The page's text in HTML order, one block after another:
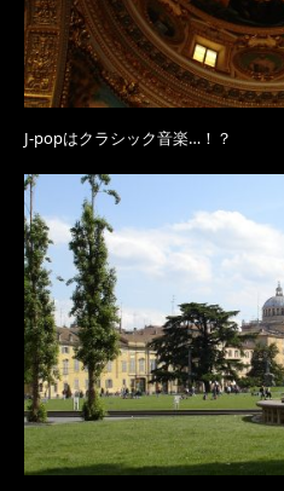
J-popはクラシック音楽…！？